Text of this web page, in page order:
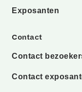
Exposanten
Contact
Contact
Contact